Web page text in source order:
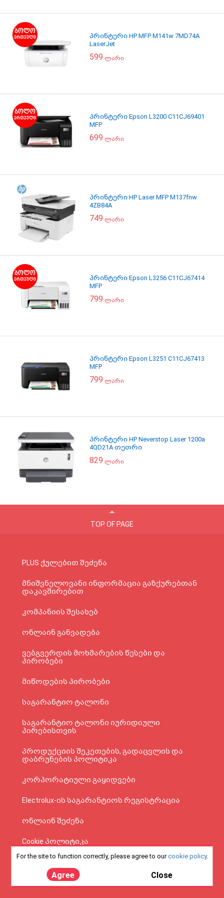
პრინტერი HP MFP M141w 7MD74A
LaserJet
599 ლარი
პრინტერი Epson L3200 C11CJ69401
MFP
699 ლარი
პრინტერი HP Laser MFP M137fnw
4ZB84A
749 ლარი
პრინტერი Epson L3256 C11CJ67414
MFP
799 ლარი
პრინტერი Epson L3251 C11CJ67413
MFP
799 ლარი
პრინტერი HP Neverstop Laser 1200a
4QD21A თეთრი
829 ლარი
TOP OF PAGE
PLUS ქულებით შეძენა
მნიშვნელოვანი ინფორმაცია გაზქურებთან
დაკავშირებით
კომპანიის შესახებ
ონლაინ განვადება
ვებგვერდის მოხმარების წესები და
პირობები
მიწოდების პირობები
საგარანტიო ტალონი
საგარანტიო ტალონი იურიდიული
პირებისთვის
პროდუქციის შეკეთების, გადაცვლის და
დაბრუნების პოლიტიკა
კორპორატიული გაყიდვები
Electrolux-ის საგარანტიოს რეგისტრაცია
ონლაინ შეძენა
Cookie პოლიტიკა
კონფიდენციალობის პოლიტიკა
Tax Free
For the site to function correctly, please agree to ourcookie policy.
Agree Close